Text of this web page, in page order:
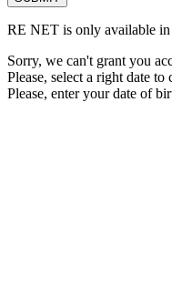
RE NET is only available in
Sorry, we can't grant you
Please, select a right date to
Please, enter your date of